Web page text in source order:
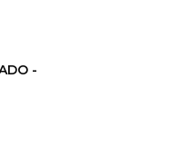
-